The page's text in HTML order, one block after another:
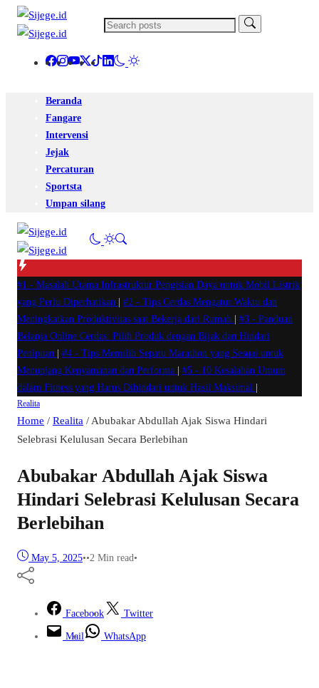
Beranda
Fangare
Intervensi
Jejak
Percaturan
Sportsta
Umpan silang
#1 - Masalah Utama Infrastruktur Pengisian Daya untuk Mobil Listrik
yang Perlu Diperhatikan
#2 - Tips Cerdas Mengatur Waktu dan
Meningkatkan Produktivitas saat Bekerja dari Rumah
#3 - Panduan
Belanja Online Cerdas: Pilih Produk dengan Bijak dan Hindari
Penipuan
#4 - Tips Memilih Sepatu Marathon yang Sesuai untuk
Menunjang Kenyamanan dan Performa
#5 - 10 Kesalahan Umum
dalam Fitness yang Harus Dihindari untuk Hasil Maksimal
Realita
Home / Realita / Abubakar Abdullah Ajak Siswa Hindari
Selebrasi Kelulusan Secara Berlebihan
Abubakar Abdullah Ajak Siswa
Hindari Selebrasi Kelulusan Secara
Berlebihan
May 5, 2025••2 Min read•
Facebook Twitter
Mail WhatsApp